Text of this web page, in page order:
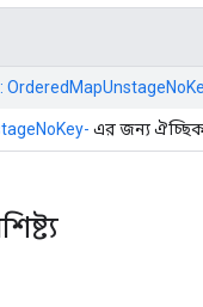
এর জন্য ঐচ্ছিক